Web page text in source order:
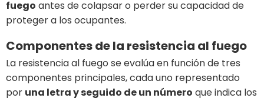
fuego antes de colapsar o perder su capacidad de
proteger a los ocupantes.
Componentes de la resistencia al fuego
La resistencia al fuego se evalúa en función de tres
componentes principales, cada uno representado
por una letra y seguido de un número que indica los